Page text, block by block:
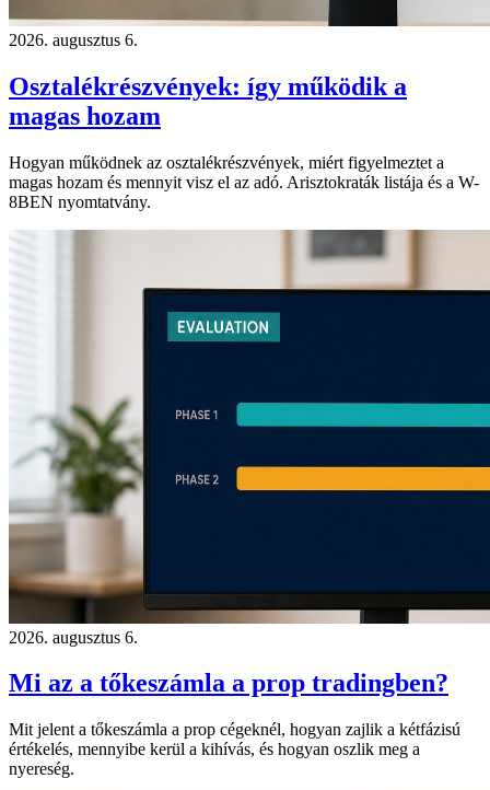
2026. augusztus 6.
Osztalékrészvények: így működik a
magas hozam
Hogyan működnek az osztalékrészvények, miért figyelmeztet a
magas hozam és mennyit visz el az adó. Arisztokraták listája és a W-
8BEN nyomtatvány.
2026. augusztus 6.
Mi az a tőkeszámla a prop tradingben?
Mit jelent a tőkeszámla a prop cégeknél, hogyan zajlik a kétfázisú
értékelés, mennyibe kerül a kihívás, és hogyan oszlik meg a
nyereség.